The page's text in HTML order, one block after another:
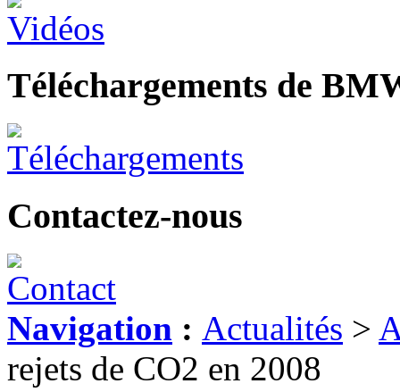
Téléchargements de
Contactez-nous
Navigation : Actualités >
rejets de CO2 en 2008